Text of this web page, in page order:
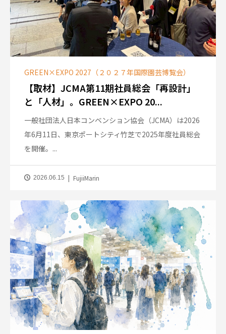
GREEN×EXPO 2027（２０２７年国際園芸博覧会）
【取材】JCMA第11期社員総会「再設計」
と「人材」。GREEN×EXPO 20...
一般社団法人日本コンベンション協会（JCMA）は2026
年6月11日、東京ポートシティ竹芝で2025年度社員総会
を開催。...
2026.06.15 FujiiMarin